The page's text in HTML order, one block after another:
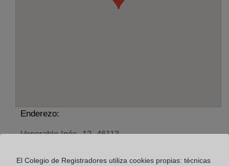
Enderezo:
Venerable Inés, 12, 46113
El Colegio de Registradores utiliza cookies propias: técnicas